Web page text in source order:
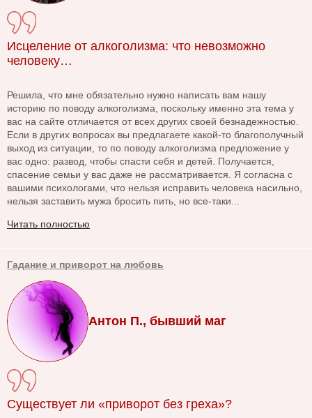
Исцеление от алкоголизма: что невозможно
человеку…
Решила, что мне обязательно нужно написать вам нашу
историю по поводу алкоголизма, поскольку именно эта тема у
вас на сайте отличается от всех других своей безнадежностью.
Если в других вопросах вы предлагаете какой-то благополучный
выход из ситуации, то по поводу алкоголизма предложение у
вас одно: развод, чтобы спасти себя и детей. Получается,
спасение семьи у вас даже не рассматривается. Я согласна с
вашими психологами, что нельзя исправить человека насильно,
нельзя заставить мужа бросить пить, но все-таки...
Читать полностью
Гадание и приворот на любовь
Антон П., бывший маг
Существует ли «приворот без греха»?